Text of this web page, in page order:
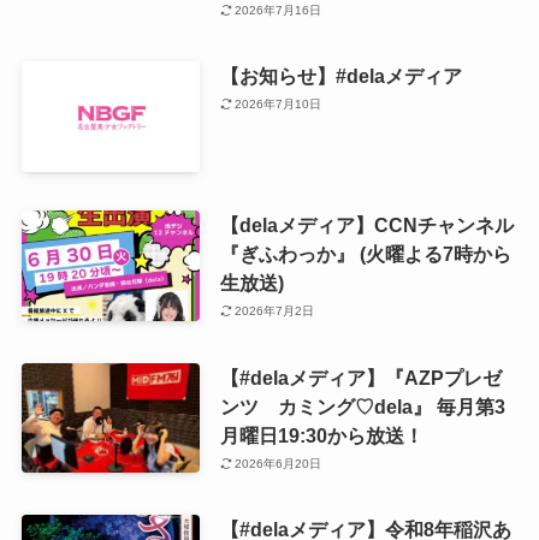
2026年7月16日
【お知らせ】#delaメディア
2026年7月10日
【delaメディア】CCNチャンネル
『ぎふわっか』 (火曜よる7時から
生放送)
2026年7月2日
【#delaメディア】『AZPプレゼ
ンツ カミング♡dela』 毎月第3
月曜日19:30から放送！
2026年6月20日
【#delaメディア】令和8年稲沢あ